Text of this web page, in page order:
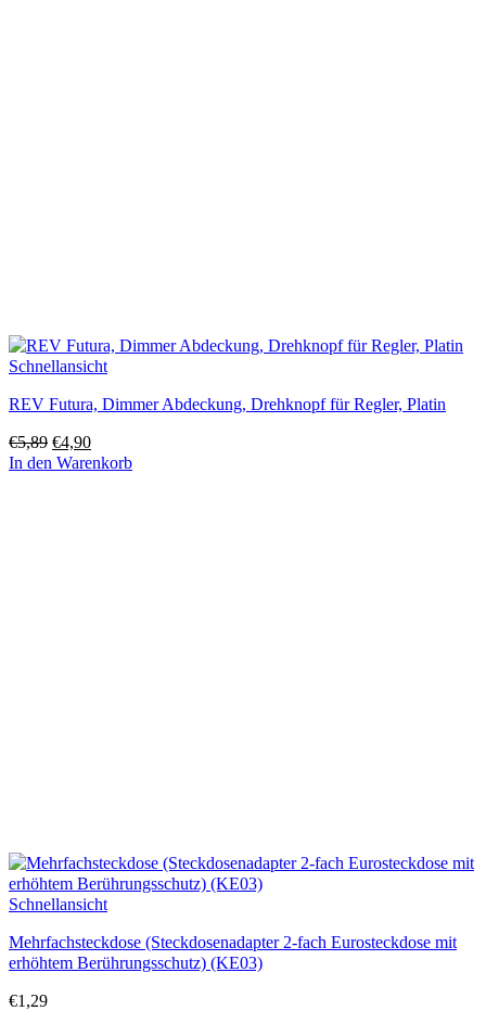
Schnellansicht
REV Futura, Dimmer Abdeckung, Drehknopf für Regler, Platin
€5,89 Ursprünglicher
Preis
€4,90Aktueller
Preis
In den Warenkorb
Schnellansicht
Mehrfachsteckdose (Steckdosenadapter 2-fach Eurosteckdose mit
erhöhtem Berührungsschutz) (KE03)
€1,29